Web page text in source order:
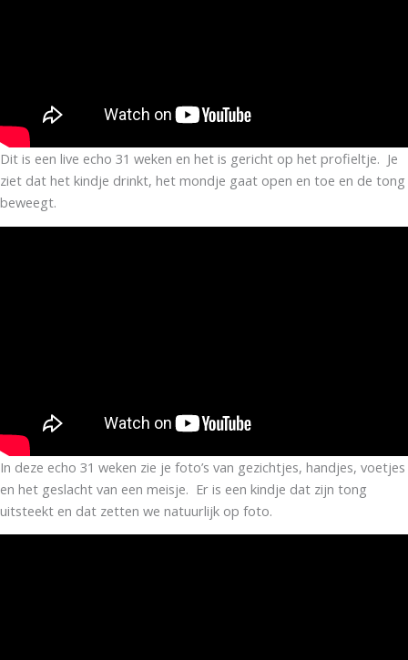
Dit is een live echo 31 weken en het is gericht op het profieltje. Je
ziet dat het kindje drinkt, het mondje gaat open en toe en de tong
beweegt.
In deze echo 31 weken zie je foto’s van gezichtjes, handjes, voetjes
en het geslacht van een meisje. Er is een kindje dat zijn tong
uitsteekt en dat zetten we natuurlijk op foto.